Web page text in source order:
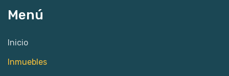
Menú
Inicio
Inmuebles